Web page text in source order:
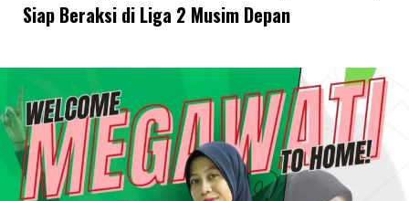
Siap Beraksi di Liga 2 Musim Depan